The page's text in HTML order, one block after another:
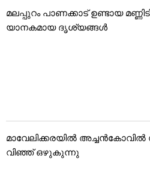
മലപ്പുറം പാണക്കാട് ഉണ്ടായ
യാനകമായ ദൃശ്യങ്ങൾ
മാവേലിക്കരയിൽ അച്ചൻകോവിൽ
വിഞ്ഞ് ഒഴുകുന്നു